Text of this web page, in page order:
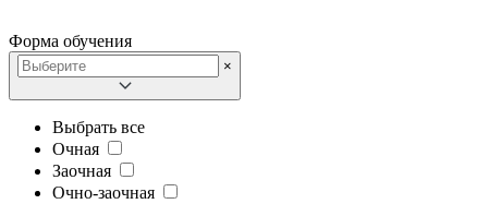
Форма обучения
×
Выбрать все
Очная
Заочная
Очно-заочная